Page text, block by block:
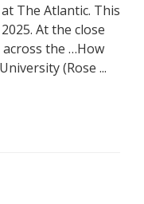
The Atlantic. This
At the close
the …How
(Rose ...